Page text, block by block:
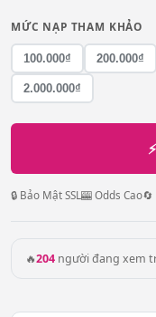
MỨC NẠP THAM KHẢO
100.000₫ 200.000₫
2.000.000₫
🔒 Bảo Mật SSL🎰 Odds Cao🔄
🔥204 người đang xem